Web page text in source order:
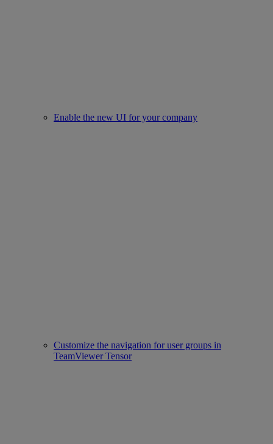
Enable the new UI for your company
Customize the navigation for user groups in
TeamViewer Tensor